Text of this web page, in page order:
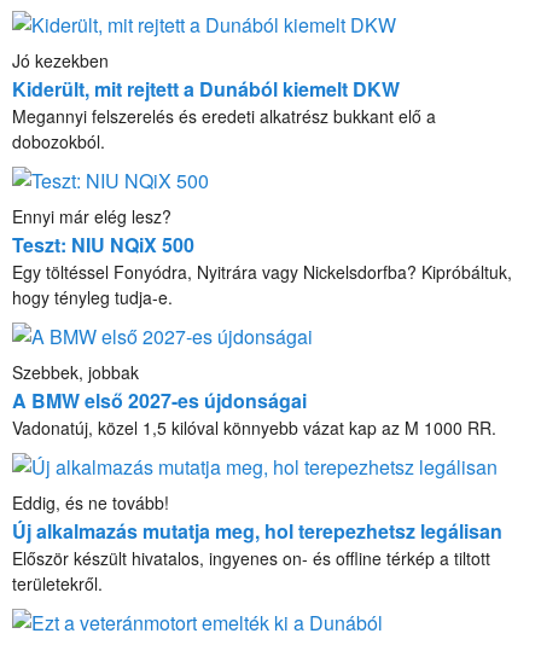
Jó kezekben
Kiderült, mit rejtett a Dunából kiemelt DKW
Megannyi felszerelés és eredeti alkatrész bukkant elő a
dobozokból.
Ennyi már elég lesz?
Teszt: NIU NQiX 500
Egy töltéssel Fonyódra, Nyitrára vagy Nickelsdorfba? Kipróbáltuk,
hogy tényleg tudja-e.
Szebbek, jobbak
A BMW első 2027-es újdonságai
Vadonatúj, közel 1,5 kilóval könnyebb vázat kap az M 1000 RR.
Eddig, és ne tovább!
Új alkalmazás mutatja meg, hol terepezhetsz legálisan
Először készült hivatalos, ingyenes on- és offline térkép a tiltott
területekről.